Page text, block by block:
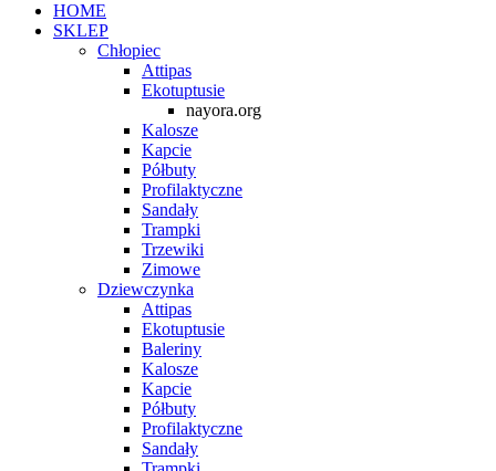
HOME
SKLEP
Chłopiec
Attipas
Ekotuptusie
nayora.org
Kalosze
Kapcie
Półbuty
Profilaktyczne
Sandały
Trampki
Trzewiki
Zimowe
Dziewczynka
Attipas
Ekotuptusie
Baleriny
Kalosze
Kapcie
Półbuty
Profilaktyczne
Sandały